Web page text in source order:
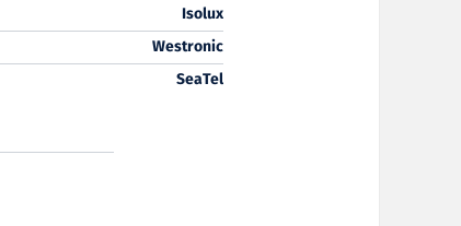
Isolux
Westronic
SeaTel